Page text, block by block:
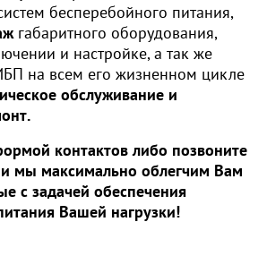
бесперебойного питания,
габаритного оборудования,
и настройке, а так же
на всем его жизненном цикле
обслуживание и
контактов либо позвоните
мы максимально облегчим Вам
с задачей обеспечения
Вашей нагрузки!